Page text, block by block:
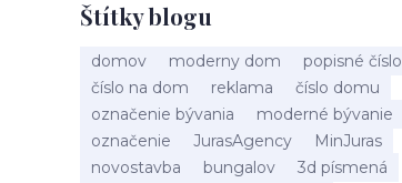
Štítky blogu
domov moderny dom
popisné číslo
číslo na dom
reklama
číslo domu
označenie bývania
moderné bývanie
označenie
JurasAgency
MinJuras
novostavba
bungalov
3d písmená